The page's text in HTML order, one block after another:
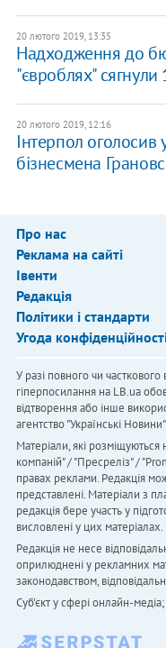
20 лютого 2019, 13:35
Надходження до
"євроблях"
20 лютого 2019, 12:16
Інтерпол оголосив
бізнесмена
Про нас
Реклама на сайті
Івенти
Редакція
Політики і стандарти
Угода
У разі повного чи часткового
гіперпосилання на LB.ua
відтворення або інше
агентство "Українськi
Матеріали, які
компаній" / "Пресреліз" /
правах реклами. Редакція
представлені. Матеріали з
редакція бере участь у
висловлені у цих матеріалах.
Редакція не несе
оприлюднені у рекламних
законодавством,
Cуб'єкт у сфері онлайн-